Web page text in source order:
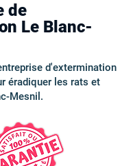
de
Le Blanc-
d'extermination
éradiquer les rats et
Mesnil.